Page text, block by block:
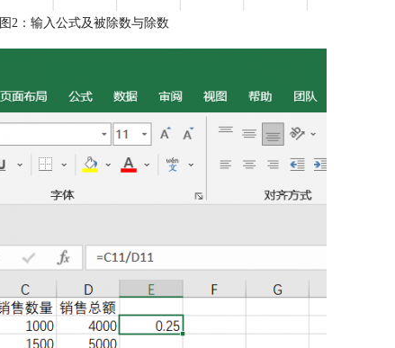
图2：输入公式及被除数与除数